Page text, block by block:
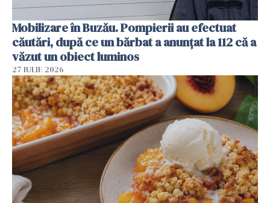
Mobilizare în Buzău. Pompierii au efectuat
căutări, după ce un bărbat a anunțat la 112 că a
văzut un obiect luminos
27 IULIE 2026